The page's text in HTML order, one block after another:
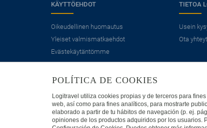
KÄYTTÖEHDOT
Oikeudellinen huomautus
Yleiset valmismatkaehdot
Evästekäytäntömme
TIETOA
Usein
Ota
POLÍTICA DE COOKIES
Logitravel utiliza cookies propias y de terceros para
web, así como para fines analíticos, para mostrarte
elaborado a partir de tu hábitos de navegación (p. ej.
opiniones de los productos adquiridos por los usuarios.